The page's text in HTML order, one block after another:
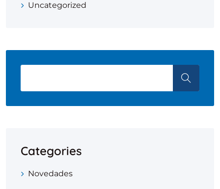
Uncategorized
Categories
Novedades